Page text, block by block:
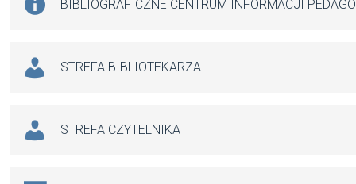
BIBLIOGRAFICZNE CENTRUM INFORMACJI
STREFA BIBLIOTEKARZA
STREFA CZYTELNIKA